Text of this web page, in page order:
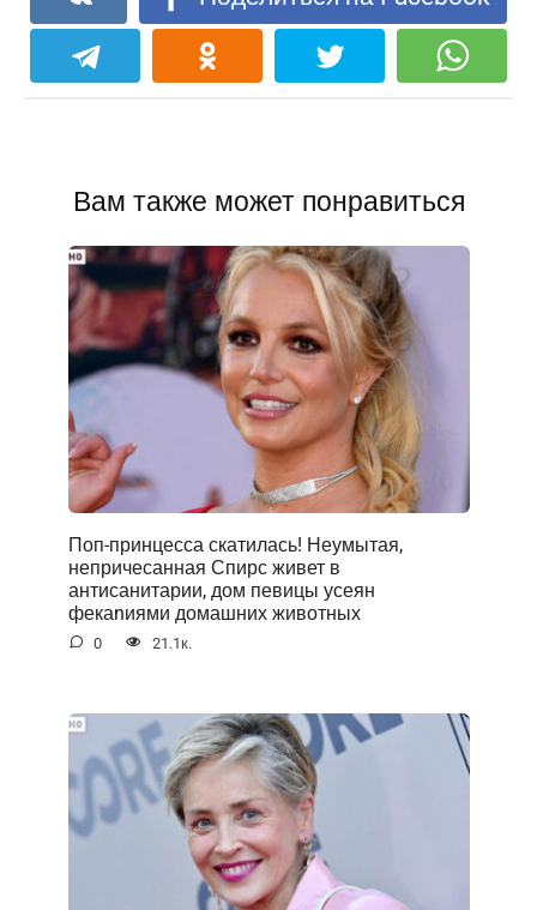
Вам также может понравиться
Поп-принцесса скатилась! Неумытая,
непричесанная Спирс живет в
антисанитарии, дом певицы усеян
фекаnиями домашних животных
0 21.1к.